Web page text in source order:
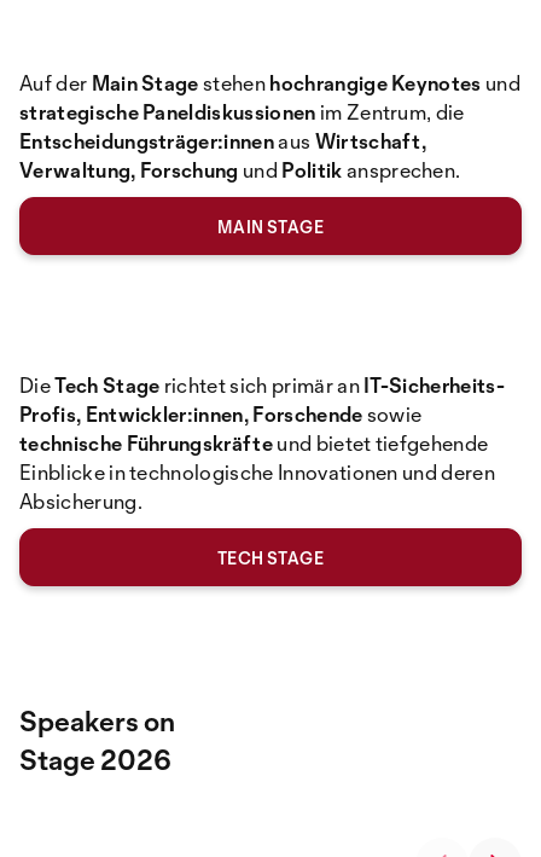
Auf der Main Stagestehenhochrangige Keynotes und
strategische Paneldiskussionen im Zentrum, die
Entscheidungsträger:innenaus Wirtschaft,
Verwaltung, Forschung und Politikansprechen.
MAIN STAGE
DieTech Stage richtet sich primär anIT-Sicherheits-
Profis, Entwickler:innen, Forschendesowie
technische Führungskräfteund bietet tiefgehende
Einblicke in technologische Innovationen und deren
Absicherung.
TECH STAGE
Speakers on
Stage 2026